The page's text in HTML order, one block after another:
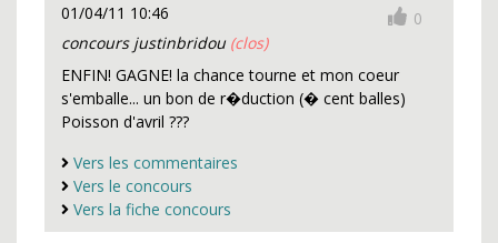
01/04/11 10:46
0
concours justinbridou (clos)
ENFIN! GAGNE! la chance tourne et mon coeur
s'emballe... un bon de r�duction (� cent balles)
Poisson d'avril ???
Vers les commentaires
Vers le concours
Vers la fiche concours